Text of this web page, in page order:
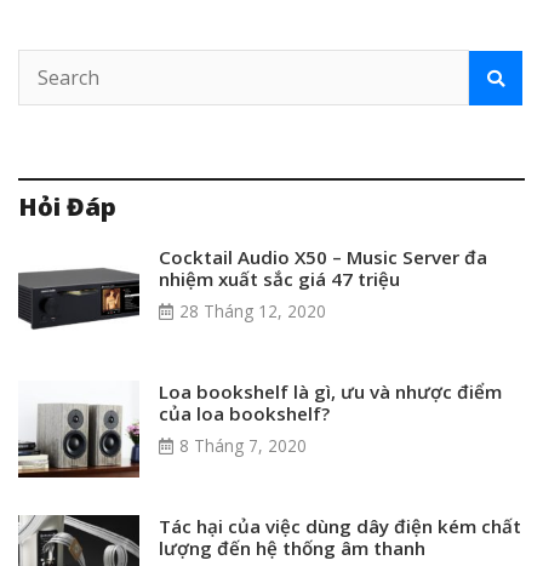
Hỏi Đáp
Cocktail Audio X50 – Music Server đa
nhiệm xuất sắc giá 47 triệu
28 Tháng 12, 2020
Loa bookshelf là gì, ưu và nhược điểm
của loa bookshelf?
8 Tháng 7, 2020
Tác hại của việc dùng dây điện kém chất
lượng đến hệ thống âm thanh